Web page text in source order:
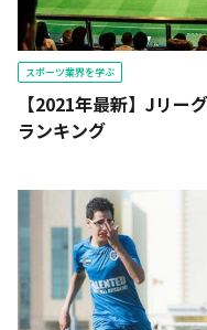
スポーツ業界を学ぶ
【2021年最新】Jリー
ランキング